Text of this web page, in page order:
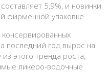
5,9%, и новинки
фирменной упаковке.
последний год вырос на
этого тренда роста,
ликеро-водочные